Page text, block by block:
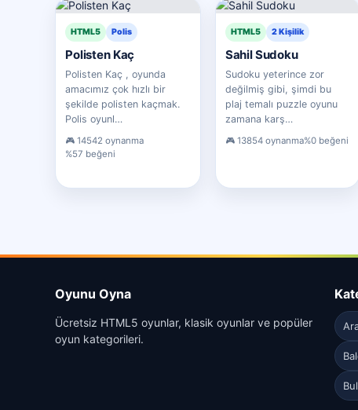
HTML5 Polis
Polisten Kaç
Polisten Kaç , oyunda
amacımız çok hızlı bir
şekilde polisten kaçmak.
Polis oyunl…
14542 oynanma
%57 beğeni
HTML5 2 Kişilik
Sahil Sudoku
Sudoku yeterince zor
değilmiş gibi, şimdi bu
plaj temalı puzzle oyunu
zamana karş…
13854 oynanma%0 beğeni
Oyunu Oyna
Ücretsiz HTML5 oyunlar, klasik oyunlar ve popüler
oyun kategorileri.